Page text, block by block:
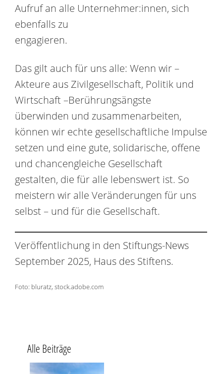
Aufruf an alle Unternehmer:innen, sich
ebenfalls zu
engagieren.
Das gilt auch für uns alle: Wenn wir –
Akteure aus Zivilgesellschaft, Politik und
Wirtschaft –Berührungsängste
überwinden und zusammenarbeiten,
können wir echte gesellschaftliche Impulse
setzen und eine gute, solidarische, offene
und chancengleiche Gesellschaft
gestalten, die für alle lebenswert ist. So
meistern wir alle Veränderungen für uns
selbst – und für die Gesellschaft.
Veröffentlichung in den Stiftungs-News
September 2025, Haus des Stiftens.
Foto: bluratz, stock.adobe.com
Alle Beiträge